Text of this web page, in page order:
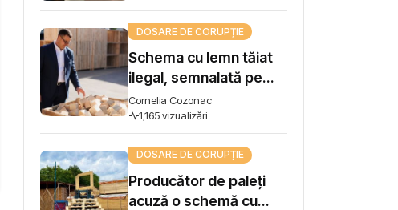
reținut pentru trafic de
influență
DOSARE DE CORUPȚIE
Schema cu lemn tăiat
ilegal, semnalată pe
Harta Corupției, ajunge
la Guvern. Premierul
Vasile Tofan: „Subiectul
se ia în lucru”
Cornelia Cozonac
1,165 vizualizări
DOSARE DE CORUPȚIE
Producător de paleți
acuză o schemă cu